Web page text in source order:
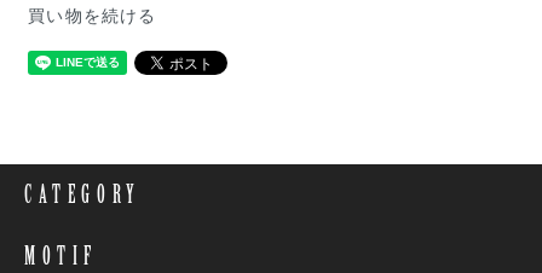
買い物を続ける
CATEGORY
MOTIF